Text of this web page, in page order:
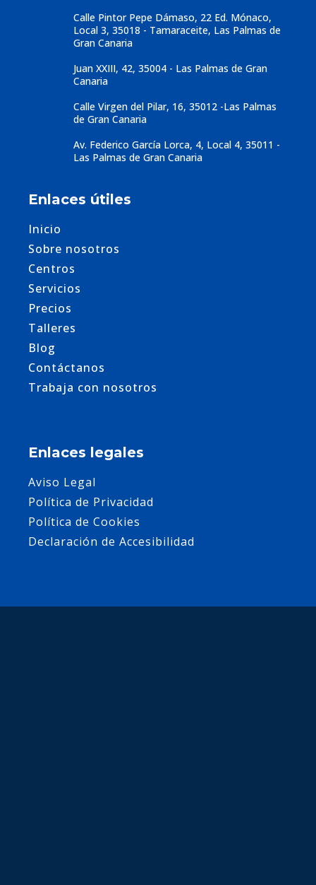
Calle Pintor Pepe Dámaso, 22 Ed. Mónaco,
Local 3, 35018 - Tamaraceite, Las Palmas de
Gran Canaria
Juan XXIII, 42, 35004 - Las Palmas de Gran
Canaria
Calle Virgen del Pilar, 16, 35012 -Las Palmas
de Gran Canaria
Av. Federico García Lorca, 4, Local 4, 35011 -
Las Palmas de Gran Canaria
Enlaces útiles
Inicio
Sobre nosotros
Centros
Servicios
Precios
Talleres
Blog
Contáctanos
Trabaja con nosotros
Enlaces legales
Aviso Legal
Política de Privacidad
Política de Cookies
Declaración de Accesibilidad